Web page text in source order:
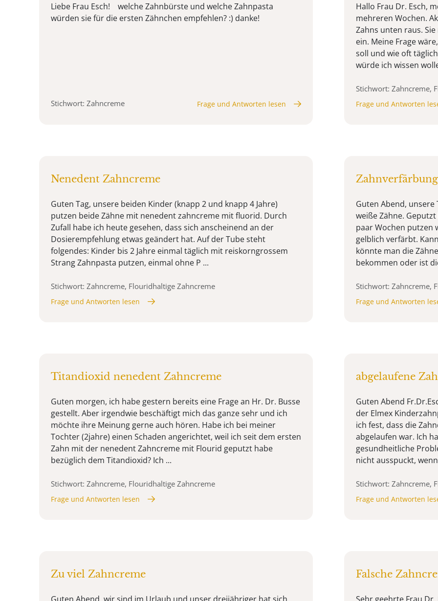
Liebe Frau Esch! welche Zahnbürste und welche Zahnpasta
würden sie für die ersten Zähnchen empfehlen? :) danke!
Stichwort: Zahncreme Frage und Antworten lesen
Hallo Frau Dr. Esch,
mehreren Wochen.
Zahns unten raus.
ein. Meine Frage
soll und wie oft
würde ich wissen
Stichwort: Zahncreme,
Frage und Antworten
Nenedent Zahncreme
Guten Tag, unsere beiden Kinder (knapp 2 und knapp 4 Jahre)
putzen beide Zähne mit nenedent zahncreme mit fluorid. Durch
Zufall habe ich heute gesehen, dass sich anscheinend an der
Dosierempfehlung etwas geändert hat. Auf der Tube steht
folgendes: Kinder bis 2 Jahre einmal täglich mit reiskorngrossem
Strang Zahnpasta putzen, einmal ohne P ...
Stichwort: Zahncreme, Flouridhaltige Zahncreme
Frage und Antworten lesen
Guten Abend,
weiße Zähne.
paar Wochen putzen
gelblich verfärbt.
könnte man die
bekommen oder ist
Stichwort: Zahncreme,
Frage und Antworten
Titandioxid nenedent Zahncreme
Guten morgen, ich habe gestern bereits eine Frage an Hr. Dr. Busse
gestellt. Aber irgendwie beschäftigt mich das ganze sehr und ich
möchte ihre Meinung gerne auch hören. Habe ich bei meiner
Tochter (2jahre) einen Schaden angerichtet, weil ich seit dem ersten
Zahn mit der nenedent Zahncreme mit Flourid geputzt habe
bezüglich dem Titandioxid? Ich ...
Stichwort: Zahncreme, Flouridhaltige Zahncreme
Frage und Antworten lesen
abgelaufene
Guten Abend
der Elmex
ich fest, dass die
abgelaufen war. Ich
gesundheitliche
nicht ausspuckt,
Stichwort: Zahncreme,
Frage und Antworten
Zu viel Zahncreme Falsche